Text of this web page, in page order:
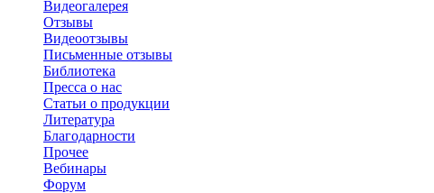
Видеогалерея
Отзывы
Видеоотзывы
Письменные отзывы
Библиотека
Пресса о нас
Статьи о продукции
Литература
Благодарности
Прочее
Вебинары
Форум